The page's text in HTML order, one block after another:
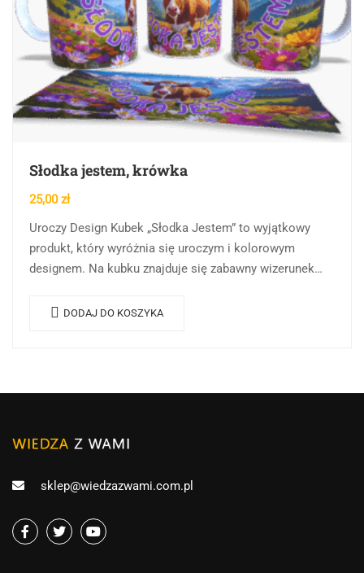
Słodka jestem, krówka
25,00zł
Uroczy Design Kubek „Słodka Jestem” to wyjątkowy
produkt, który wyróżnia się uroczym i kolorowym
designem. Na kubku znajduje się zabawny wizerunek
krajobrazów. Obrazek…
DODAJ DO KOSZYKA
sklep@wiedzazwami.com.pl